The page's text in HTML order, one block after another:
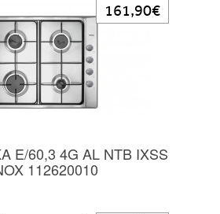
E/60,3 4G AL NTB IXSS
112620010
161,90€